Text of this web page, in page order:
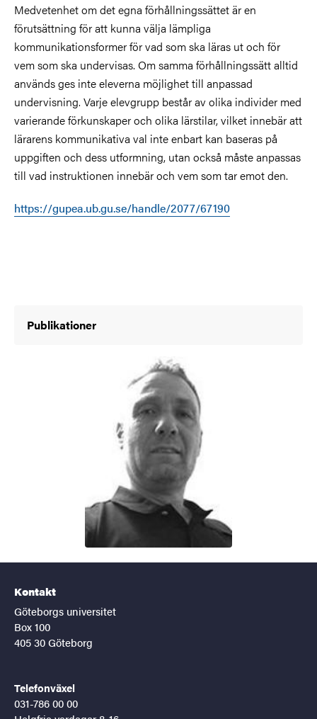
Medvetenhet om det egna förhållningssättet är en
förutsättning för att kunna välja lämpliga
kommunikationsformer för vad som ska läras ut och för
vem som ska undervisas. Om samma förhållningssätt alltid
används ges inte eleverna möjlighet till anpassad
undervisning. Varje elevgrupp består av olika individer med
varierande förkunskaper och olika lärstilar, vilket innebär att
lärarens kommunikativa val inte enbart kan baseras på
uppgiften och dess utformning, utan också måste anpassas
till vad instruktionen innebär och vem som tar emot den.
https://gupea.ub.gu.se/handle/2077/67190
Publikationer
Kontakt
Göteborgs universitet
Box 100
405 30 Göteborg
Telefonväxel
031-786 00 00